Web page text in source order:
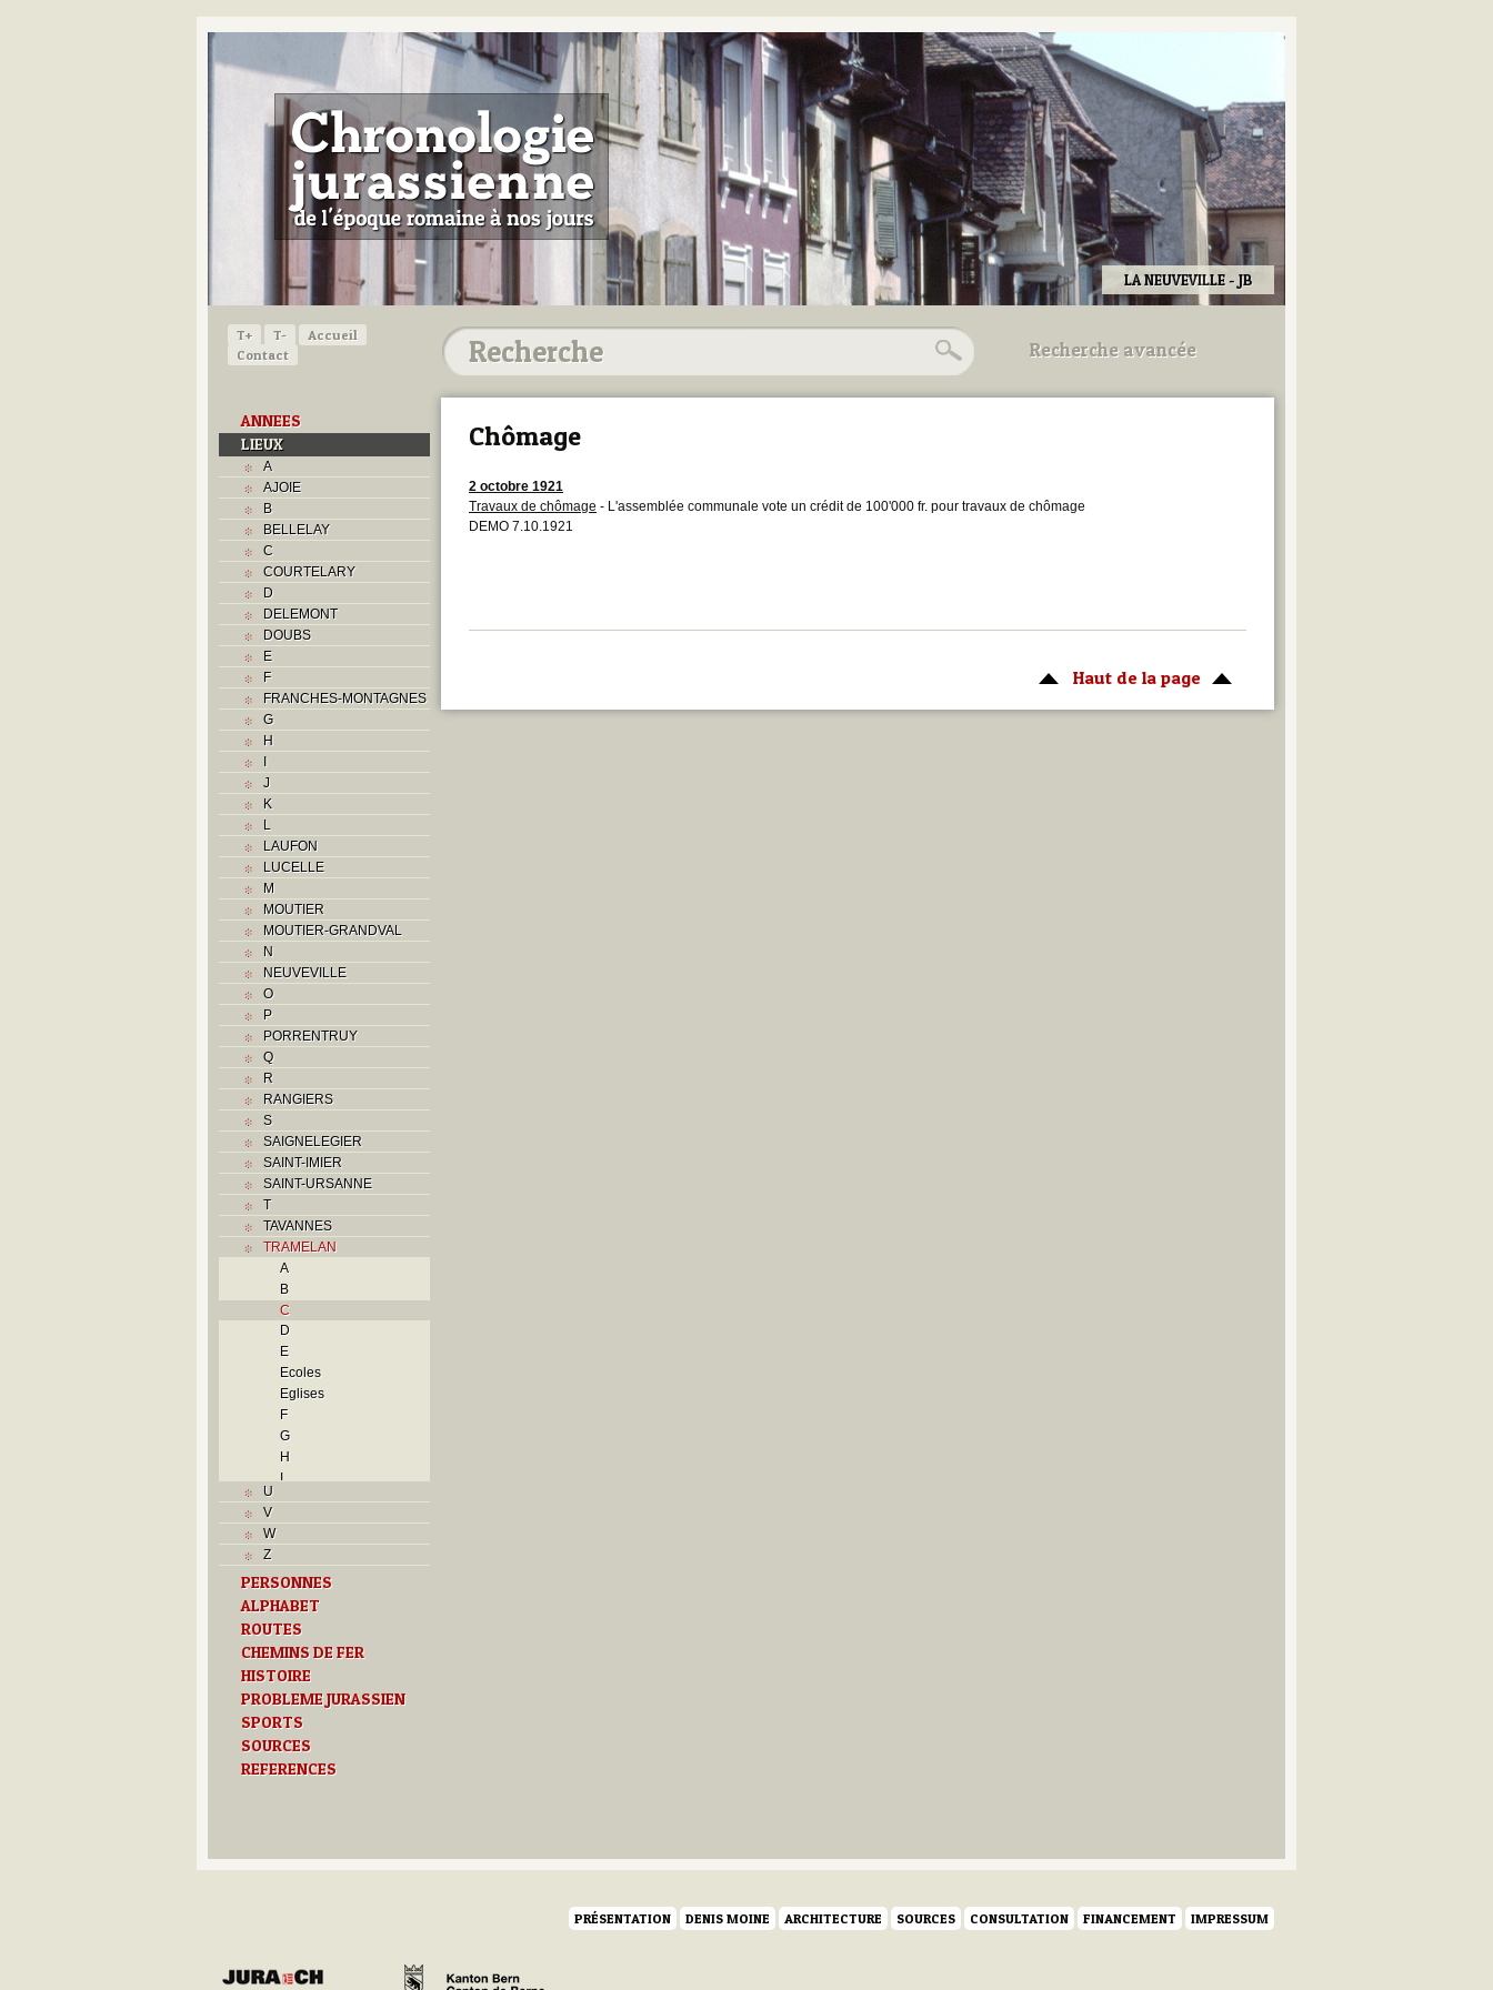
LA NEUVEVILLE - JB
T+ T-
Accueil
Contact
ANNEES
LIEUX
A
AJOIE
B
BELLELAY
C
COURTELARY
D
DELEMONT
DOUBS
E
F
FRANCHES-MONTAGNES
G
H
I
J
K
L
LAUFON
LUCELLE
M
MOUTIER
MOUTIER-GRANDVAL
N
NEUVEVILLE
O
P
PORRENTRUY
Q
R
RANGIERS
S
SAIGNELEGIER
SAINT-IMIER
SAINT-URSANNE
T
TAVANNES
TRAMELAN
A
B
C
D
E
Ecoles
Eglises
F
G
H
I
P
R
S
T
U
U
V
W
Z
PERSONNES
ALPHABET
ROUTES
CHEMINS DE FER
HISTOIRE
PROBLEME JURASSIEN
SPORTS
SOURCES
REFERENCES
Recherche avancée
Utilisez les champs ci-dessous
Chômage
2 octobre 1921
Travaux de chômage - L'assemblée communale vote un crédit de 100'000 fr. pour travaux de chômage
DEMO 7.10.1921
Haut de la page
PRÉSENTATION DENIS MOINE ARCHITECTURE SOURCES CONSULTATION FINANCEMENT IMPRESSUM